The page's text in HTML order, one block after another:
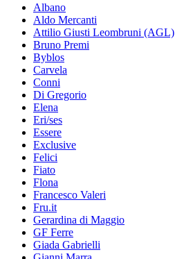
Albano
Aldo Mercanti
Attilio Giusti Leombruni (AGL)
Bruno Premi
Byblos
Carvela
Conni
Di Gregorio
Elena
Eri/ses
Essere
Exclusive
Felici
Fiato
Flona
Francesco Valeri
Fru.it
Gerardina di Maggio
GF Ferre
Giada Gabrielli